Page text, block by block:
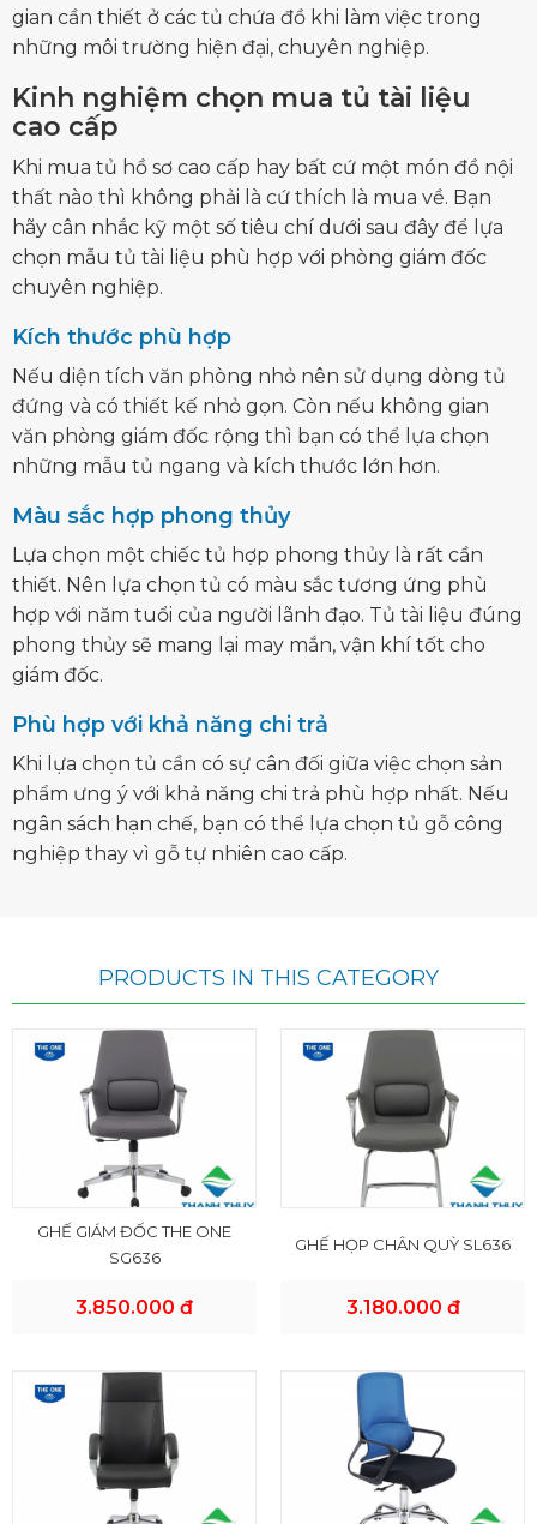
gian cần thiết ở các tủ chứa đồ khi làm việc trong
những môi trường hiện đại, chuyên nghiệp.
Kinh nghiệm chọn mua tủ tài liệu
cao cấp
Khi mua tủ hồ sơ cao cấp hay bất cứ một món đồ nội
thất nào thì không phải là cứ thích là mua về. Bạn
hãy cân nhắc kỹ một số tiêu chí dưới sau đây để lựa
chọn mẫu tủ tài liệu phù hợp với phòng giám đốc
chuyên nghiệp.
Kích thước phù hợp
Nếu diện tích văn phòng nhỏ nên sử dụng dòng tủ
đứng và có thiết kế nhỏ gọn. Còn nếu không gian
văn phòng giám đốc rộng thì bạn có thể lựa chọn
những mẫu tủ ngang và kích thước lớn hơn.
Màu sắc hợp phong thủy
Lựa chọn một chiếc tủ hợp phong thủy là rất cần
thiết. Nên lựa chọn tủ có màu sắc tương ứng phù
hợp với năm tuổi của người lãnh đạo. Tủ tài liệu đúng
phong thủy sẽ mang lại may mắn, vận khí tốt cho
giám đốc.
Phù hợp với khả năng chi trả
Khi lựa chọn tủ cần có sự cân đối giữa việc chọn sản
phẩm ưng ý với khả năng chi trả phù hợp nhất. Nếu
ngân sách hạn chế, bạn có thể lựa chọn tủ gỗ công
nghiệp thay vì gỗ tự nhiên cao cấp.
PRODUCTS IN THIS CATEGORY
GHẾ GIÁM ĐỐC THE ONE
SG636
3.850.000 đ
GHẾ HỌP CHÂN QUỲ SL636
3.180.000 đ